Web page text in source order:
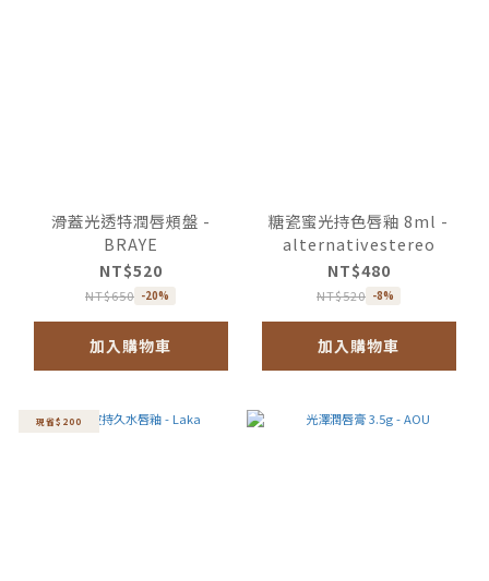
滑蓋光透特潤唇頰盤 -
BRAYE
NT$520
NT$650 -20%
加入購物車
糖瓷蜜光持色唇釉 8ml -
alternativestereo
NT$480
NT$520 -8%
加入購物車
現省$200